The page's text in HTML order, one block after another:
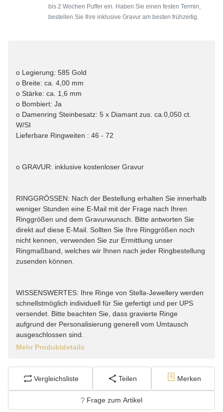
bis 2 Wochen Puffer ein. Haben Sie einen festen Termin,
bestellen Sie Ihre inklusive Gravur am besten frühzeitig.
o Legierung: 585 Gold
o Breite: ca. 4,00 mm
o Stärke: ca. 1,6 mm
o Bombiert: Ja
o Damenring Steinbesatz: 5 x Diamant zus. ca.0,050 ct.
W/SI
Lieferbare Ringweiten : 46 - 72
o GRAVUR: inklusive kostenloser Gravur
RINGGRÖSSEN: Nach der Bestellung erhalten Sie innerhalb
weniger Stunden eine E-Mail mit der Frage nach Ihren
Ringgrößen und dem Gravurwunsch. Bitte antworten Sie
direkt auf diese E-Mail. Sollten Sie Ihre Ringgrößen noch
nicht kennen, verwenden Sie zur Ermittlung unser
Ringmaßband, welches wir Ihnen nach jeder Ringbestellung
zusenden können.
WISSENSWERTES: Ihre Ringe von Stella-Jewellery werden
schnellstmöglich individuell für Sie gefertigt und per UPS
versendet. Bitte beachten Sie, dass gravierte Ringe
aufgrund der Personalisierung generell vom Umtausch
ausgeschlossen sind.
Mehr Produktdetails
Vergleichsliste Teilen Merken
Frage zum Artikel